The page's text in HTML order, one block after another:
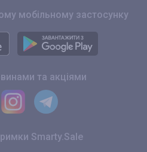
мобільному застосунку
та акціями
Smarty.Sale